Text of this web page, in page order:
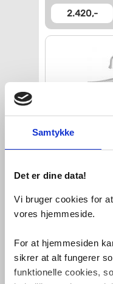
Samtykke
Det er dine data!
Vi bruger cookies for
vores hjemmeside.
For at hjemmesiden
sikrer at alt fungerer
funktionelle cookies,
2.420,-
VVS nr. 722212604
Fragt 65,-